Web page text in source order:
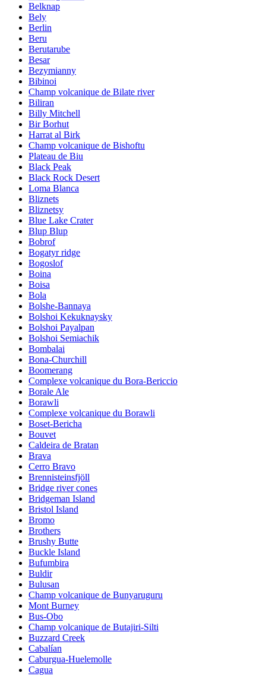
Belknap
Bely
Berlin
Beru
Berutarube
Besar
Bezymianny
Bibinoi
Champ volcanique de Bilate river
Biliran
Billy Mitchell
Bir Borhut
Harrat al Birk
Champ volcanique de Bishoftu
Plateau de Biu
Black Peak
Black Rock Desert
Loma Blanca
Bliznets
Bliznetsy
Blue Lake Crater
Blup Blup
Bobrof
Bogatyr ridge
Bogoslof
Boina
Boisa
Bola
Bolshe-Bannaya
Bolshoi Kekuknaysky
Bolshoi Payalpan
Bolshoi Semiachik
Bombalai
Bona-Churchill
Boomerang
Complexe volcanique du Bora-Bericcio
Borale Ale
Borawli
Complexe volcanique du Borawli
Boset-Bericha
Bouvet
Caldeira de Bratan
Brava
Cerro Bravo
Brennisteinsfjöll
Bridge river cones
Bridgeman Island
Bristol Island
Bromo
Brothers
Brushy Butte
Buckle Island
Bufumbira
Buldir
Bulusan
Champ volcanique de Bunyaruguru
Mont Burney
Bus-Obo
Champ volcanique de Butajiri-Silti
Buzzard Creek
Cabalían
Caburgua-Huelemolle
Cagua